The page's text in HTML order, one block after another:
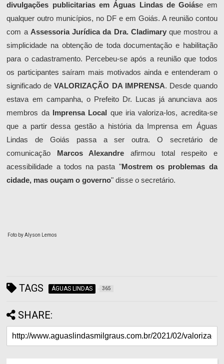
divulgações publicitarias em Águas Lindas de Goiáse em
qualquer outro municípios, no DF e em Goiás. A reunião contou
com a Assessoria Jurídica da Dra. Cladimaryque mostrou a
simplicidade na obtenção de toda documentação e habilitação
para o cadastramento. Percebeu-se após a reunião que todos
os participantes saíram mais motivados ainda e entenderam o
significado deVALORIZAÇÃO DA IMPRENSA. Desde quando
estava em campanha, o Prefeito Dr. Lucas já anunciava aos
membros da
Imprensa Local
que iria valoriza-los, acredita-se
que a partir dessa gestão a história da Imprensa em Águas
Lindas de Goiás passa a ser outra. O secretário de
comunicação
Marcos Alexandre afirmou total respeito e
acessibilidade a todos na pasta "Mostrem os problemas da
cidade, mas ouçam o governo" disse o secretário.
Foto by Alyson Lemos
TAGS ÁGUAS LINDAS 365
SHARE: